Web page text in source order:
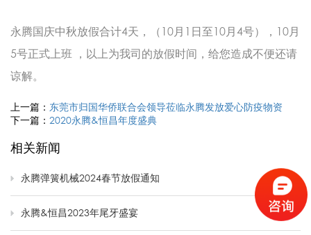
永腾国庆中秋放假合计4天，（10月1日至10月4号），10月
5号正式上班 ，以上为我司的放假时间，给您造成不便还请
谅解。
上一篇： 东莞市归国华侨联合会领导莅临永腾发放爱心防疫物资
下一篇： 2020永腾&恒昌年度盛典
相关新闻
永腾弹簧机械2024春节放假通知
永腾&恒昌2023年尾牙盛宴